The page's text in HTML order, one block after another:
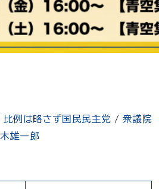
比例は略さず国民民主党 / 衆議院
雄一郎